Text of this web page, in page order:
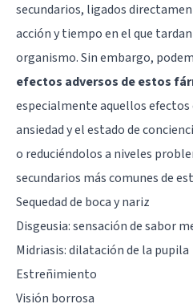
secundarios, ligados
acción y tiempo en el que
organismo. Sin embargo,
efectos adversos de estos
especialmente aquellos efectos
ansiedad y el estado de
o reduciéndolos a niveles
secundarios más comunes de
Sequedad de boca y nariz
Disgeusia: sensación de sabor
Midriasis: dilatación de la pupila
Estreñimiento
Visión borrosa